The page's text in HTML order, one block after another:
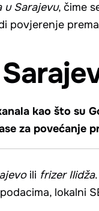
u Sarajevu, čime
povjerenje
kao što su
za povećanje
ili frizer Ilidža
lokalni